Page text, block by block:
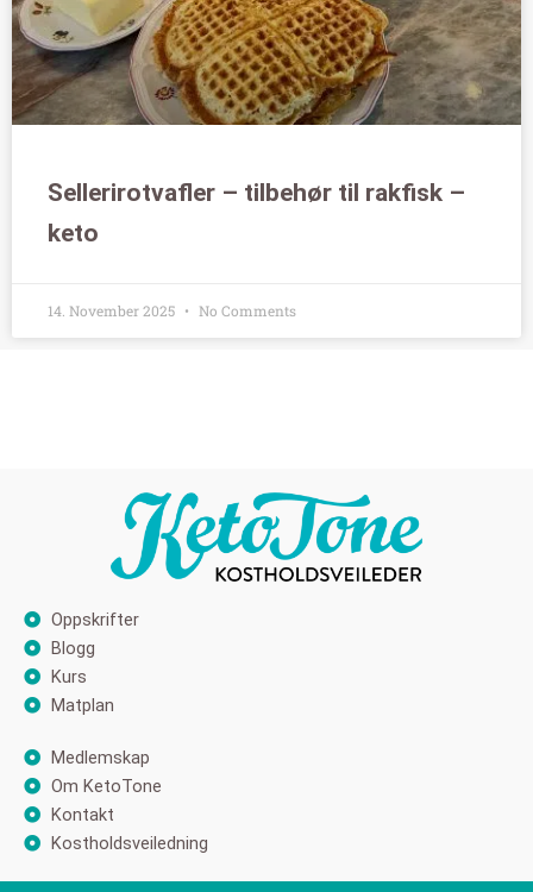
Sellerirotvafler – tilbehør til rakfisk –
keto
14. November 2025 No Comments
Oppskrifter
Blogg
Kurs
Matplan
Medlemskap
Om KetoTone
Kontakt
Kostholdsveiledning